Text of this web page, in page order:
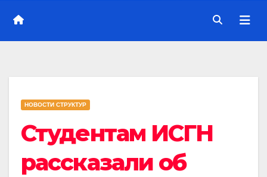
НОВОСТИ СТРУКТУР
Студентам ИСГН
рассказали об